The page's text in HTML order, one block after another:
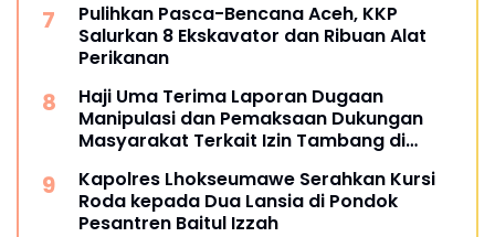
Pulihkan Pasca-Bencana Aceh, KKP
Salurkan 8 Ekskavator dan Ribuan Alat
Perikanan
Haji Uma Terima Laporan Dugaan
Manipulasi dan Pemaksaan Dukungan
Masyarakat Terkait Izin Tambang di
Kapolres Lhokseumawe Serahkan Kursi
Roda kepada Dua Lansia di Pondok
Pesantren Baitul Izzah